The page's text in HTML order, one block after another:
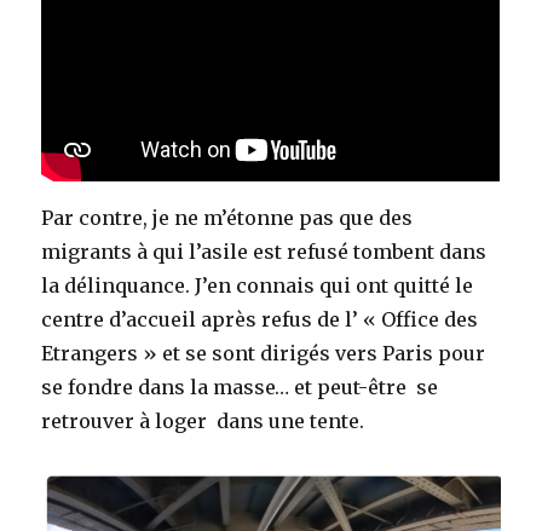
Par contre, je ne m’étonne pas que des
migrants à qui l’asile est refusé tombent dans
la délinquance. J’en connais qui ont quitté le
centre d’accueil après refus de l’ « Office des
Etrangers » et se sont dirigés vers Paris pour
se fondre dans la masse… et peut-être se
retrouver à loger dans une tente.